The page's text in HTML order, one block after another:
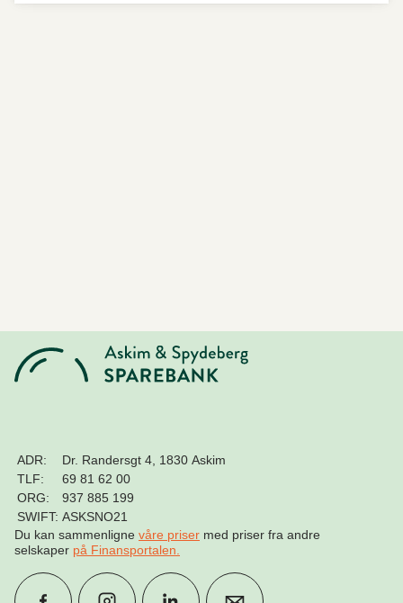
ADR:
Dr. Randersgt 4, 1830 Askim
TLF:
69 81 62 00
ORG:
937 885 199
SWIFT: ASKSNO21
Du kan sammenligne våre priser med priser fra andre
selskaper på Finansportalen